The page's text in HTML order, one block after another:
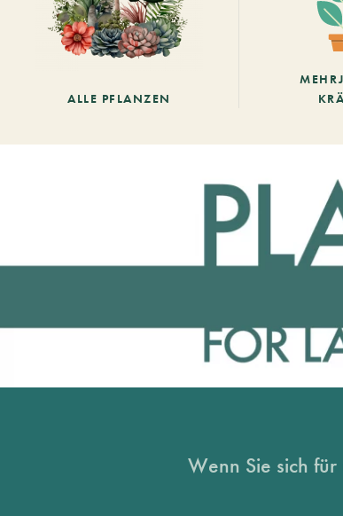
ALLE PFLANZEN
Wenn Sie sich